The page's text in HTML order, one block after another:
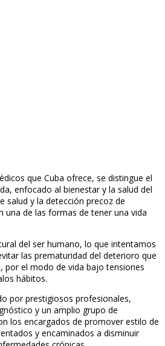
que Cuba ofrece, se distingue el
enfocado al bienestar y la salud del
salud y la detección precoz de
una de las formas de tener una vida
del ser humano, lo que intentamos
las prematuridad del deterioro que
por el modo de vida bajo tensiones
hábitos.
por prestigiosos profesionales,
y un amplio grupo de
los encargados de promover estilo de
y encaminados a disminuir